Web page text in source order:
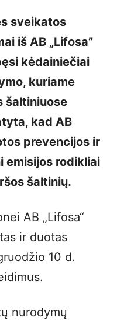
sveikatos
iš AB „Lifosa”
kėdainiečiai
kuriame
šaltiniuose
kad AB
prevencijos ir
emisijos rodikliai
šaltinių.
AB „Lifosa“
ir duotas
10 d.
nurodymų